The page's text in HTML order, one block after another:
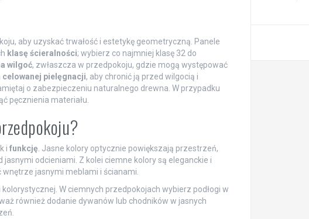
aby uzyskać trwałość i estetykę geometryczną. Panele
klasę ścieralności; wybierz co najmniej klasę 32 do
wilgoć, zwłaszcza w przedpokoju, gdzie mogą występować
celowanej pielęgnacji, aby chronić ją przed wilgocią i
o zabezpieczeniu naturalnego drewna. W przypadku
pęcznienia materiału.
i funkcję . Jasne kolory optycznie powiększają przestrzeń,
odcieniami. Z kolei ciemne kolory są eleganckie i
jasnymi meblami i ścianami.
W ciemnych przedpokojach wybierz podłogi w
również dodanie dywanów lub chodników w jasnych